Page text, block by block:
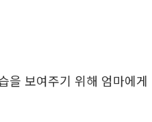
을 보여주기 위해 엄마에게